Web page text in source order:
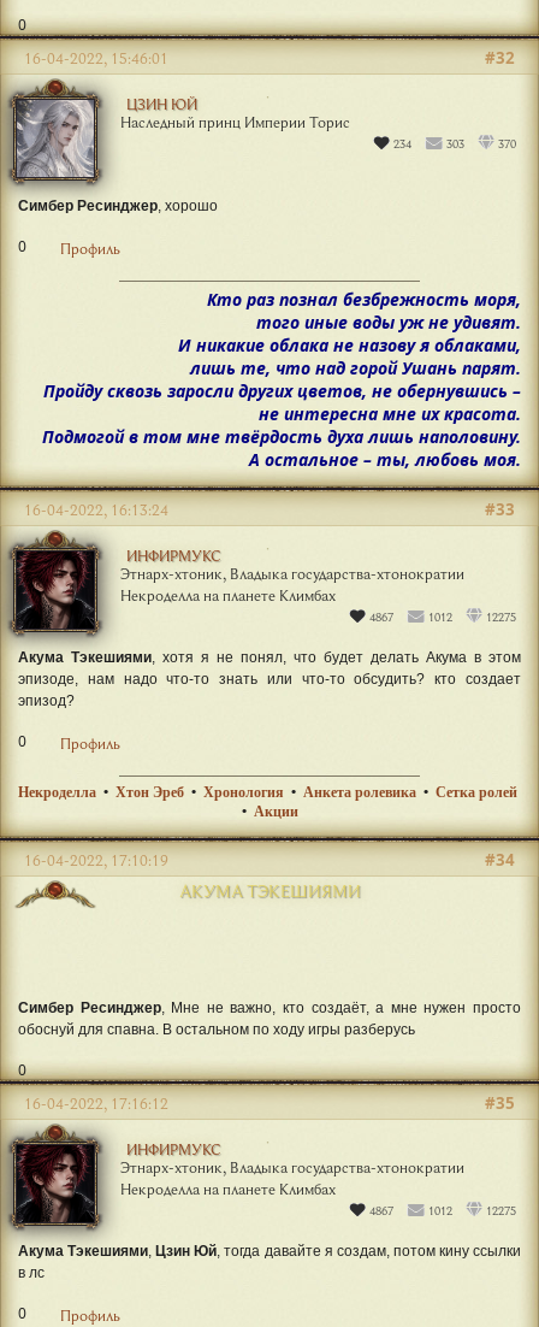
0
ЦЗИН ЮЙ
Наследный принц Империи Торис
234 303 370
#32
16-04-2022, 15:46:01
Симбер Ресинджер , хорошо
0 Профиль
Кто раз познал безбрежность моря,
того иные воды уж не удивят.
И никакие облака не назову я облаками,
лишь те, что над горой Ушань парят.
Пройду сквозь заросли других цветов, не обернувшись –
не интересна мне их красота.
Подмогой в том мне твёрдость духа лишь наполовину.
А остальное – ты, любовь моя.
ИНФИРМУКС
Этнарх-хтоник, Владыка государства-хтонократии
Некроделла на планете Климбах
4867 1012 12275
#33
16-04-2022, 16:13:24
Акума Тэкешиями , хотя я не понял, что будет делать Акума в этом
эпизоде, нам надо что-то знать или что-то обсудить? кто создает
эпизод?
0 Профиль
Некроделла • Хтон Эреб • Хронология • Анкета ролевика • Сетка ролей
• Акции
АКУМА ТЭКЕШИЯМИ
#34
16-04-2022, 17:10:19
Симбер Ресинджер, Мне не важно, кто создаёт, а мне нужен просто
обоснуй для спавна. В остальном по ходу игры разберусь
0
ИНФИРМУКС
Этнарх-хтоник, Владыка государства-хтонократии
Некроделла на планете Климбах
4867 1012 12275
#35
16-04-2022, 17:16:12
Акума Тэкешиями ,Цзин Юй , тогда давайте я создам, потом кину ссылки
в лс
0 Профиль